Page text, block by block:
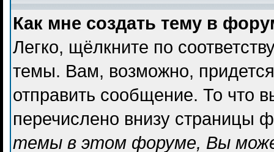
Как мне создать тему в
Легко, щёлкните по
темы. Вам, возможно,
отправить сообщение. То что
перечислено внизу страницы
темы в этом форуме, Вы